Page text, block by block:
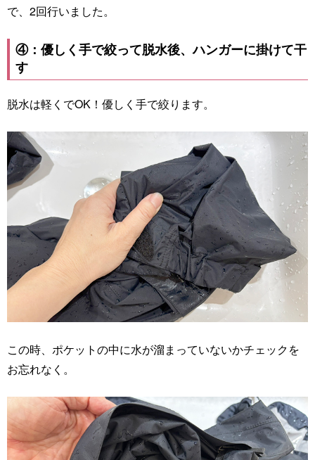
で、2回行いました。
④：優しく手で絞って脱水後、ハンガーに掛けて干
す
脱水は軽くでOK！優しく手で絞ります。
この時、ポケットの中に水が溜まっていないかチェックを
お忘れなく。